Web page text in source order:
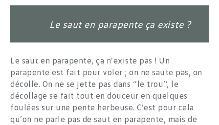
Le saut en parapente ça existe ?
Le saut en parapente, ça n’existe pas ! Un
parapente est fait pour voler ; on ne saute pas, on
décolle. On ne se jette pas dans ‘’le trou’’, le
décollage se fait tout en douceur en quelques
foulées sur une pente herbeuse. C’est pour cela
qu’on ne parle pas de saut en parapente, mais de